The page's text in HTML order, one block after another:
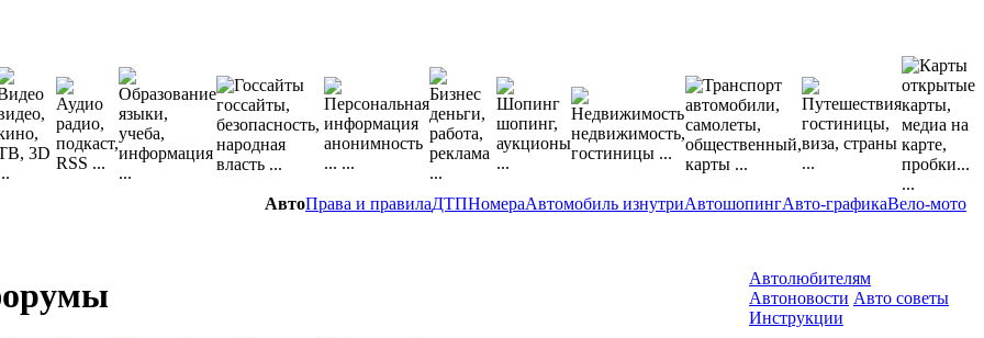
АвтоПрава и правилаДТПНомераАвтомобиль изнутриАвтошопингАвто-графикаВело-мото
Автолюбителям
Автоновости Авто советы
Инструкции